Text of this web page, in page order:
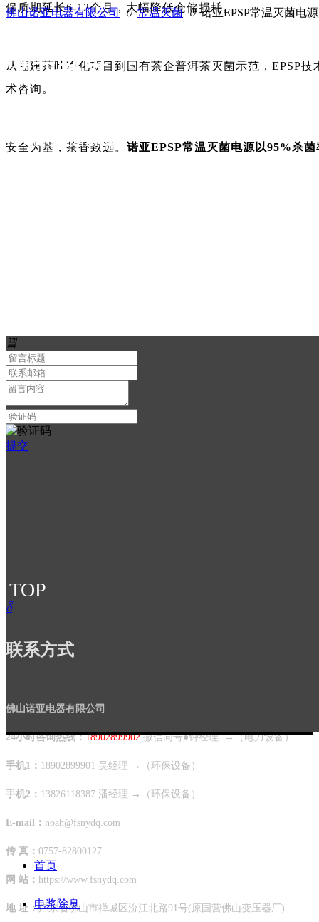
保质期延长6-12个月，大幅降低仓储损耗。
从福建茶叶净化项目到国有茶企普洱茶灭菌示范，EPSP
术咨询。
安全为基，茶香致远。 诺亚EPSP常温灭菌电源以95%杀
佛山诺亚电器有限公司 ꄲ 常温灭菌 ꄲ 诺亚EPSP常温灭菌电
诺亚动态
Noah dynamics
끸
提交
TOP
ꅁ
联系方式
佛山诺亚电器有限公司
24小时咨询热线：18902899902微信同号●钟经理 →（电力设备）
手机1： 18902899901 吴经理 →（环保设备）
手机2： 13826118387 潘经理 →（环保设备）
E-mail： noah@fsnydq.com
传 真： 0757-82800127
网 站： https://www.fsnydq.com
地 址：广东省佛山市禅城区汾江北路91号(原国营佛山变压器厂)
首页
电浆除臭